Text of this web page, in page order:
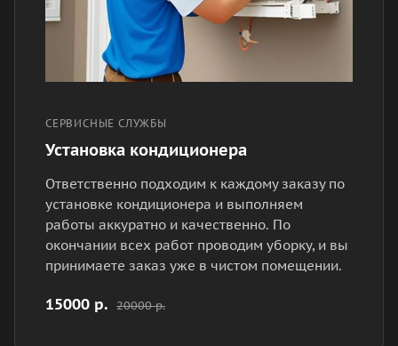
СЕРВИСНЫЕ СЛУЖБЫ
Установка кондиционера
Ответственно подходим к каждому заказу по
установке кондиционера и выполняем
работы аккуратно и качественно. По
окончании всех работ проводим уборку, и вы
принимаете заказ уже в чистом помещении.
15000 р. 20000 р.